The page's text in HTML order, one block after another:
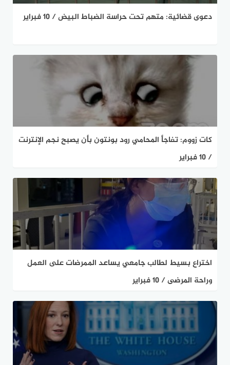
دعوى قضائية: متهم تحت حراسة الضباط البيض / 10 فبراير
كات زووم: تفاجأ المحامي رود بونتون بأن يصبح نجم الإنترنت
/ 10 فبراير
اختراع بسيط لطالب جامعي يساعد الممرضات على العمل
وراحة المرضى / 10 فبراير